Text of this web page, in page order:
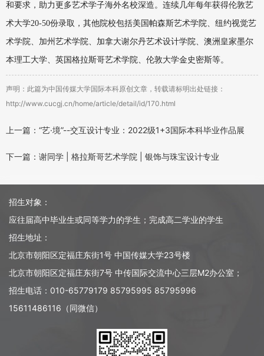
和要求，助力更多艺术学子海外名校深造。连续几年每年获得伦敦艺
术大学20-50份录取，其他院校包括美国帕森斯艺术学院、纽约视觉艺
术学院、加州艺术学院、加拿大谢尔丹艺术设计学院、澳洲皇家墨尔
本理工大学、英国格拉斯哥艺术学院、伦敦大学金史密斯等。
声明：此篇为中国传媒大学国际本科原创文章，转载请标明出处链接：
http://www.cucgj.cn/home/article/detail/id/170.html
上一篇：“艺·境”--交互设计专业：2022级1+3国际本科毕业作品展
下一篇：谢同学 | 格拉斯哥艺术学院 | 银饰与珠宝设计专业
招生对象：
应往届高中毕业生或同等学力的学生；完成高二学业的学生
招生地址：
北京市朝阳区定福庄东街1号 中国传媒大学23号楼
北京市朝阳区定福庄东街7号 中传国际交流中心三层M2办公室；
招生电话：010-65779179 85795995 85795996
15611486116（同微信）